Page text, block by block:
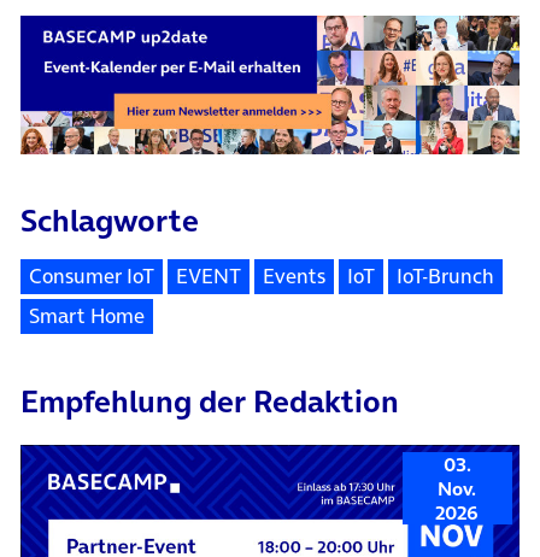
Schlagworte
Consumer IoT EVENT Events IoT
IoT-Brunch
Smart Home
Empfehlung der Redaktion
03.
Nov.
2026